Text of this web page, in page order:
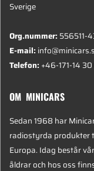
Sverige
Org.nummer:556511-
E-mail:
Telefon:+46-171-14
OM MINICARS
Sedan 1968 har
radiostyrda produkter
Europa. Idag består
åldrar och hos oss